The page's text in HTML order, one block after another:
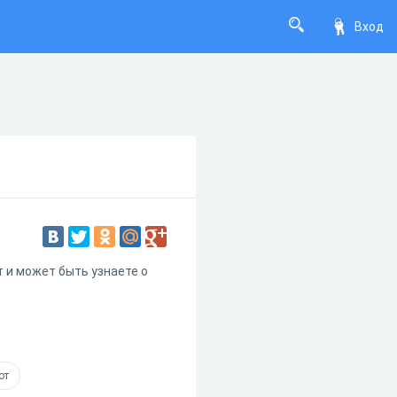
Вход
может быть узнаете о